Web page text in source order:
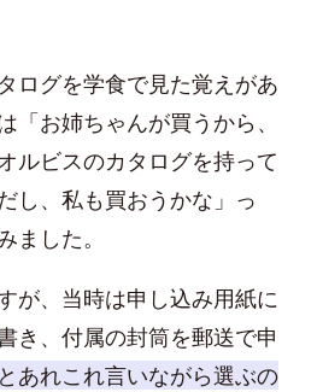
ログを学食で見た覚えがあ
「お姉ちゃんが買うから、
ルビスのカタログを持って
し、私も買おうかな」っ
ました。
が、当時は申し込み用紙に
き、付属の封筒を郵送で申
あれこれ言いながら選ぶの